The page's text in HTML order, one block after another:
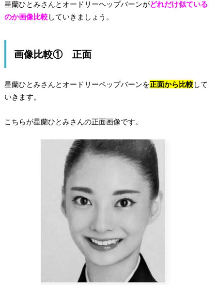
星蘭ひとみさんとオードリーヘップバーンがどれだけ似ている
のか画像比較していきましょう。
画像比較① 正面
星蘭ひとみさんとオードリーペップバーンを正面から比較して
いきます。
こちらが星蘭ひとみさんの正面画像です。